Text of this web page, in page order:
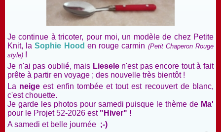
Je continue à tricoter, pour moi, un modèle de chez Petite
Knit, laSophie Hood en rouge carmin (Petit Chaperon Rouge
style) !
Je n'ai pas oublié, mais Lieselen'est pas encore tout à fait
prête à partir en voyage ; des nouvelle très bientôt !
La neige est enfin tombée et tout est recouvert de blanc,
c'est chouette.
Je garde les photos pour samedi puisque le thème de Ma'
pour le Projet 52-2026 est "Hiver" !
A samedi et belle journée ;-)